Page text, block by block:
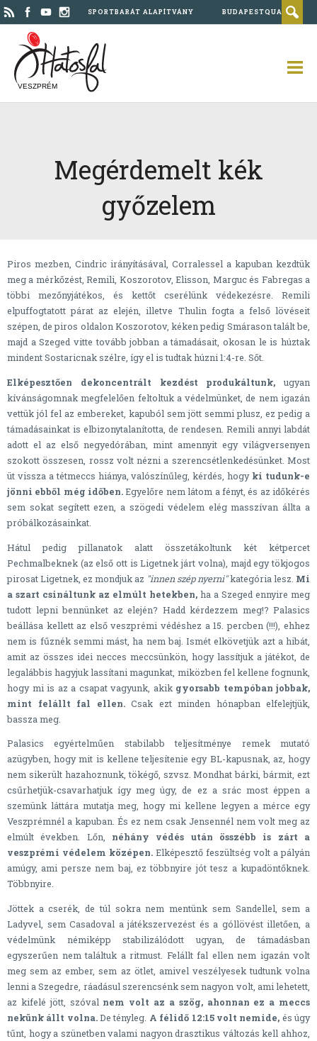
SPORTBARÁT ALAPÍTVÁNY BUDAPESTQUAD
VESZPRÉM
Megérdemelt kék
győzelem
Piros mezben, Cindric irányításával, Corralessel a kapuban kezdtük
meg a mérkőzést, Remili, Koszorotov, Elisson, Marguc és Fabregas a
többi mezőnyjátékos, és kettőt cserélünk védekezésre. Remili
elpuffogtatott párat az elején, illetve Thulin fogta a felső lövéseit
szépen, de piros oldalon Koszorotov, kéken pedig Smárason talált be,
majd a Szeged vitte tovább jobban a támadásait, okosan le is húztak
mindent Sostaricnak szélre, így el is tudtak húzni 1:4-re. Sőt.
Elképesztően dekoncentrált kezdést produkáltunk, ugyan
kívánságomnak megfelelően feltoltuk a védelmünket, de nem igazán
vettük jól fel az embereket, kapuból sem jött semmi plusz, ez pedig a
támadásainkat is elbizonytalanította, de rendesen. Remili annyi labdát
adott el az első negyedórában, mint amennyit egy világversenyen
szokott összesen, rossz volt nézni a szerencsétlenkedésünket. Most
üt vissza a tétmeccs hiánya, valószínűleg, kérdés, hogy ki tudunk-e
jönni ebből még időben.Egyelőre nem látom a fényt, és az időkérés
sem sokat segített ezen, a szögedi védelem elég masszívan állta a
próbálkozásainkat.
Hátul pedig pillanatok alatt összetákoltunk két kétpercet
Pechmalbeknek (az első ott is Ligetnek járt volna), majd egy tökjogos
pirosat Ligetnek, ez mondjuk az "innen szép nyerni"kategória lesz. Mi
a szart csináltunk az elmúlt hetekben, ha a Szeged ennyire meg
tudott lepni bennünket az elején? Hadd kérdezzem meg!? Palasics
beállása kellett az első veszprémi védéshez a 15. percben (!!!), ehhez
nem is fűznék semmi mást, ha nem baj. Ismét elkövetjük azt a hibát,
amit az összes idei necces meccsünkön, hogy lassítjuk a játékot, de
legalábbis hagyjuk lassítani magunkat, miközben fel kellene fognunk,
hogy mi is az a csapat vagyunk, akik gyorsabb tempóban jobbak,
mint felállt fal ellen.Csak ezt minden hónapban elfelejtjük,
bassza meg.
Palasics egyértelműen stabilabb teljesítménye remek mutató
azügyben, hogy mit is kellene teljesítenie egy BL-kapusnak, az, hogy
nem sikerült hazahoznunk, tökégő, szvsz. Mondhat bárki, bármit, ezt
csűrhetjük-csavarhatjuk így meg úgy, de ez a srác most éppen a
szemünk láttára mutatja meg, hogy mi kellene legyen a mérce egy
Veszprémnél a kapuban. És ez nem csak Jensennél nem volt meg az
elmúlt években. Lőn, néhány védés után összébb is zárt a
veszprémi védelem középen. Elképesztő feszültség volt a pályán
amúgy, ami persze nem baj, ez többnyire jót tesz a kupadöntőknek.
Többnyire.
Jöttek a cserék, de túl sokra nem mentünk sem Sandellel, sem a
Ladyvel, sem Casadoval a játékszervezést és a góllövést illetően, a
védelmünk némiképp stabilizálódott ugyan, de támadásban
egyszerűen nem találtuk a ritmust. Felállt fal ellen nem igazán volt
meg sem az ember, sem az ötlet, amivel veszélyesek tudtunk volna
lenni a Szegedre, ráadásul szerencsénk sem nagyon volt, ami lehetett,
az kifelé jött, szóval nem volt az a szög, ahonnan ez a meccs
nekünk állt volna.De tényleg. A félidő 12:15 volt nemide, és úgy
tűnt, hogy a szünetben valami nagyon drasztikus változás kell ahhoz,